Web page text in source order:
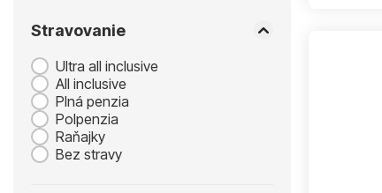
Stravovanie
Ultra all inclusive
All inclusive
Plná penzia
Polpenzia
Raňajky
Bez stravy